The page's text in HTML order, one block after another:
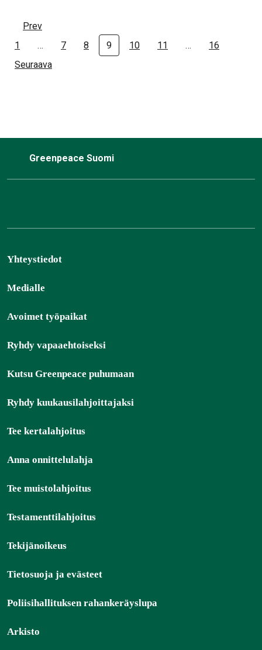
Prev
1
… 7 8 9 10 11 …
16
Seuraava
Greenpeace Suomi
Yhteystiedot
Medialle
Avoimet työpaikat
Ryhdy vapaaehtoiseksi
Kutsu Greenpeace puhumaan
Ryhdy kuukausilahjoittajaksi
Tee kertalahjoitus
Anna onnittelulahja
Tee muistolahjoitus
Testamenttilahjoitus
Tekijänoikeus
Tietosuoja ja evästeet
Poliisihallituksen rahankeräyslupa
Arkisto